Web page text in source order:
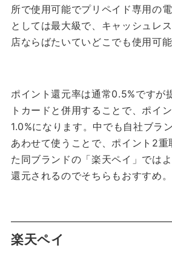
所で使用可能でプリペイド専用の
としては最大級で、キャッシュレ
店ならばたいていどこでも使用可能
ポイント還元率は通常0.5%ですが
トカードと併用することで、ポイ
1.0%になります。中でも自社ブラ
あわせて使うことで、ポイント2重
た同ブランドの「楽天ペイ」では
還元されるのでそちらもおすすめ。
楽天ペイ